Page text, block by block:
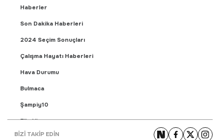
Haberler
Son Dakika Haberleri
2024 Seçim Sonuçları
Çalışma Hayatı Haberleri
Hava Durumu
Bulmaca
Şampiy10
Fikstür
Puan Durumu
BİZİ TAKİP EDİN